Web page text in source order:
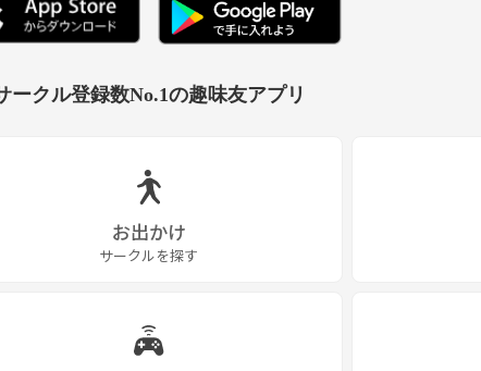
ークル登録数No.1の趣味友アプリ
お出かけ
サークルを探す